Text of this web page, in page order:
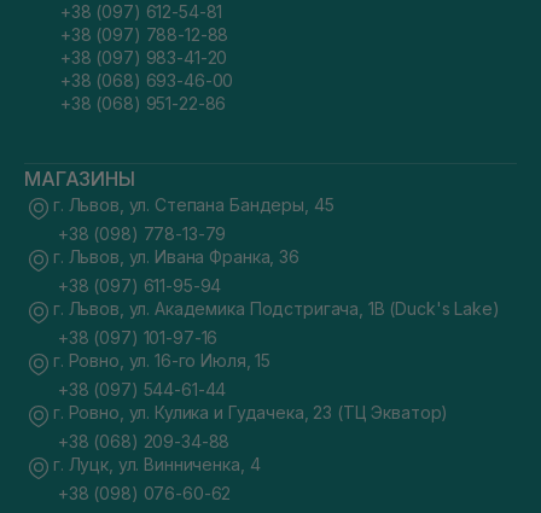
+38 (097) 612-54-81
+38 (097) 788-12-88
+38 (097) 983-41-20
+38 (068) 693-46-00
+38 (068) 951-22-86
МАГАЗИНЫ
г. Львов, ул. Степана Бандеры, 45
+38 (098) 778-13-79
г. Львов, ул. Ивана Франка, 36
+38 (097) 611-95-94
г. Львов, ул. Академика Подстригача, 1В (Duck's Lake)
+38 (097) 101-97-16
г. Ровно, ул. 16-го Июля, 15
+38 (097) 544-61-44
г. Ровно, ул. Кулика и Гудачека, 23 (ТЦ Экватор)
+38 (068) 209-34-88
г. Луцк, ул. Винниченка, 4
+38 (098) 076-60-62